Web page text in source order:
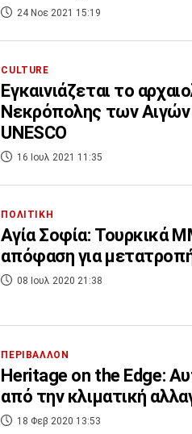
24 Νοε 2021 15:19
CULTURE
Εγκαινιάζεται το
Νεκρόπολης των Αιγών
UNESCO
16 Ιουλ 2021 11:35
ΠΟΛΙΤΙΚΗ
Αγία Σοφία: Τουρκικά
απόφαση για
08 Ιουλ 2020 21:38
ΠΕΡΙΒΑΛΛΟΝ
Heritage on the Edge:
από την κλιματική
18 Φεβ 2020 13:53